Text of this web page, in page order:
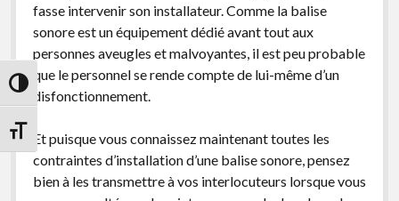
Passer en contraste élevé
Changer la taille de la police
fasse intervenir son installateur. Comme la balise
sonore est un équipement dédié avant tout aux
personnes aveugles et malvoyantes, il est peu probable
que le personnel se rende compte de lui-même d’un
disfonctionnement.
Et puisque vous connaissez maintenant toutes les
contraintes d’installation d’une balise sonore, pensez
bien à les transmettre à vos interlocuteurs lorsque vous